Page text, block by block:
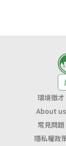
環境徵才
About us
常見問題
隱私權政